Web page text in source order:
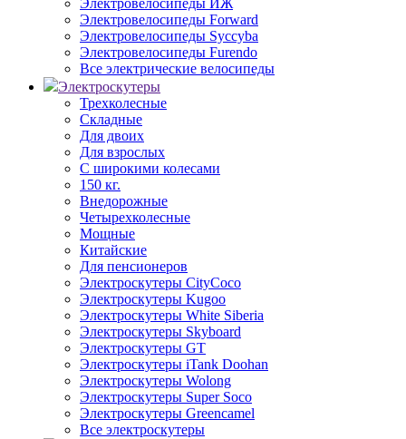
Электровелосипеды ИЖ
Электровелосипеды Forward
Электровелосипеды Syccyba
Электровелосипеды Furendo
Все электрические велосипеды
Электроскутеры
Трехколесные
Складные
Для двоих
Для взрослых
С широкими колесами
150 кг.
Внедорожные
Четырехколесные
Мощные
Китайские
Для пенсионеров
Электроскутеры CityCoco
Электроскутеры Kugoo
Электроскутеры White Siberia
Электроскутеры Skyboard
Электроскутеры GT
Электроскутеры iTank Doohan
Электроскутеры Wolong
Электроскутеры Super Soco
Электроскутеры Greencamel
Все электроскутеры